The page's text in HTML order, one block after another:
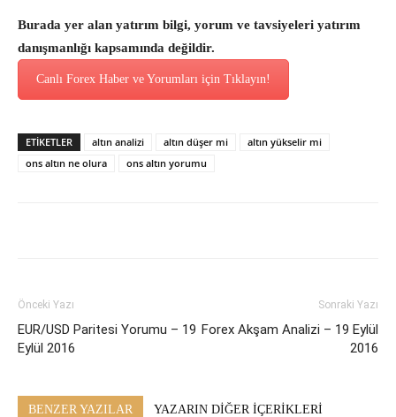
Burada yer alan yatırım bilgi, yorum ve tavsiyeleri yatırım
danışmanlığı kapsamında değildir.
Canlı Forex Haber ve Yorumları için Tıklayın!
ETİKETLER altın analizi altın düşer mi
altın yükselir mi
ons altın ne olura
ons altın yorumu
Önceki Yazı
EUR/USD Paritesi Yorumu – 19
Eylül 2016
Sonraki Yazı
Forex Akşam Analizi – 19 Eylül
2016
BENZER YAZILAR YAZARIN DİĞER İÇERİKLERİ